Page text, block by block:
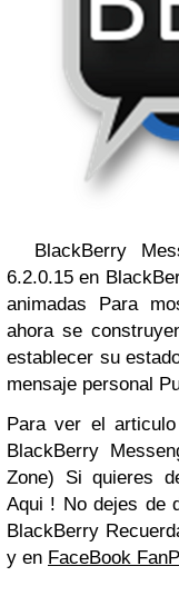
BlackBerry
6.2.0.15 en
animadas Para
ahora se
establecer su
mensaje personal
Para ver el
BlackBerry
Zone) Si quieres
Aqui ! No dejes de
BlackBerry
y en FaceBook